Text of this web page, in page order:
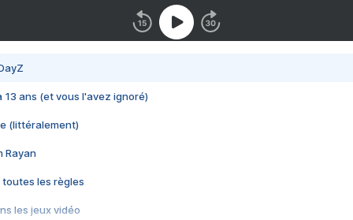
13 ans (et vous l'avez ignoré)
(littéralement)
Rayan
toutes les règles
les jeux vidéo